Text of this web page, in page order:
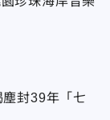
封39年「七